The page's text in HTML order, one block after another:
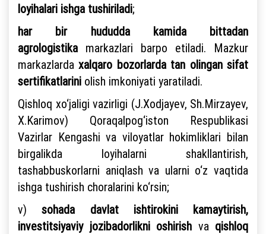
loyihalari ishga tushiriladi;
har bir hududda kamida bittadan
agrologistikamarkazlari barpo etiladi. Mazkur
markazlardaxalqaro bozorlarda tan olingan sifat
sertifikatlarini olish imkoniyati yaratiladi.
Qishloq xo‘jaligi vazirligi (J.Xodjayev, Sh.Mirzayev,
X.Karimov) Qoraqalpog‘iston Respublikasi
Vazirlar Kengashi va viloyatlar hokimliklari bilan
birgalikda loyihalarni shakllantirish,
tashabbuskorlarni aniqlash va ularni o‘z vaqtida
ishga tushirish choralarini ko‘rsin;
v)sohada davlat ishtirokini kamaytirish,
investitsiyaviy jozibadorlikni oshirish vaqishloq